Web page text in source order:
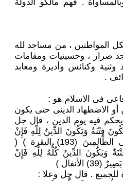
. فهم مالكو الدولة
المواطنين ، من مساجد لله
ضرار ، وحسينيات ومقامات
وكنائس وأديرة ومعابد
.
أو الاضطهاد الدينى حتى يكون
فيه يوم الدين ، قال جل
فِتْنَةٌ وَيَكُونَ الدِّينُ لِلَّهِ فَإِنْ
انتَهَوْا فَلا عُدْوَانَ إِلاَّ عَلَى الظَّالِمِينَ (193) البقرة ) (
وَيَكُونَ الدِّينُ كُلُّهُ لِلَّهِ فَإِنْ
)